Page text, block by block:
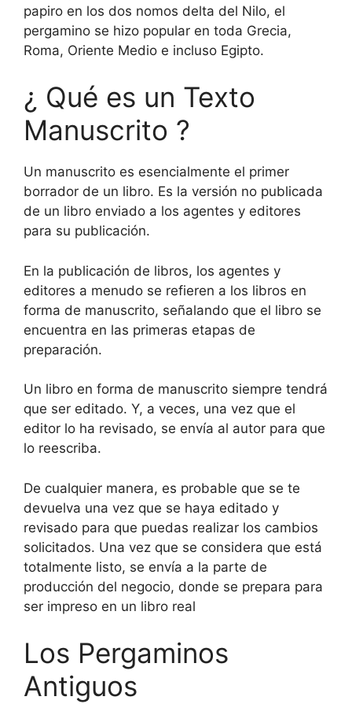
papiro en los dos nomos delta del Nilo, el
pergamino se hizo popular en toda Grecia,
Roma, Oriente Medio e incluso Egipto.
¿ Qué es un Texto
Manuscrito ?
Un manuscrito es esencialmente el primer
borrador de un libro. Es la versión no publicada
de un libro enviado a los agentes y editores
para su publicación.
En la publicación de libros, los agentes y
editores a menudo se refieren a los libros en
forma de manuscrito, señalando que el libro se
encuentra en las primeras etapas de
preparación.
Un libro en forma de manuscrito siempre tendrá
que ser editado. Y, a veces, una vez que el
editor lo ha revisado, se envía al autor para que
lo reescriba.
De cualquier manera, es probable que se te
devuelva una vez que se haya editado y
revisado para que puedas realizar los cambios
solicitados. Una vez que se considera que está
totalmente listo, se envía a la parte de
producción del negocio, donde se prepara para
ser impreso en un libro real
Los Pergaminos
Antiguos